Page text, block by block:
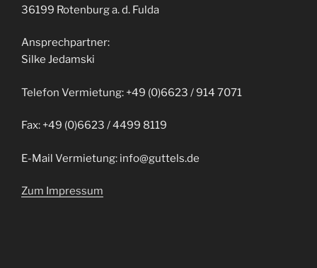
36199 Rotenburg a. d. Fulda
Ansprechpartner:
Silke Jedamski
Telefon Vermietung: +49 (0)6623 / 914 7071
Fax: +49 (0)6623 / 4499 8119
E-Mail Vermietung: info@guttels.de
Zum Impressum